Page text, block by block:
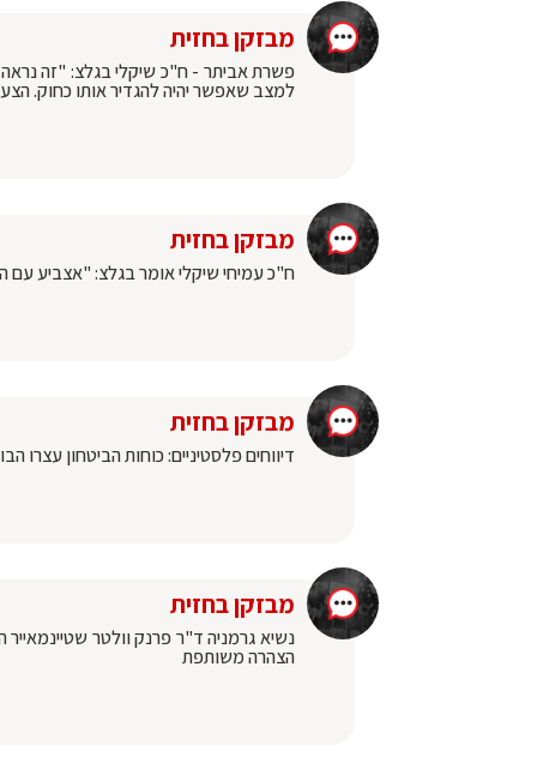
מבזקן בחזית
פשרת אביתר - ח"כ שיקלי בגלצ: "זה נראה
למצב שאפשר יהיה להגדיר אותו כחוק.
מבזקן בחזית
ח"כ עמיחי שיקלי אומר בגלצ: "אצביע עם
מבזקן בחזית
דיווחים פלסטיניים: כוחות הביטחון
מבזקן בחזית
נשיא גרמניה ד"ר פרנק וולטר
הצהרה משותפת